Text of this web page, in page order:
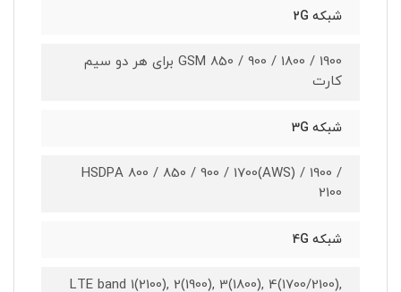
شبکه 2G
GSM 850 / 900 / 1800 / 1900 برای هر دو سیم
کارت
شبکه 3G
HSDPA 800 / 850 / 900 / 1700(AWS) / 1900 /
2100
شبکه 4G
LTE band 1(2100), 2(1900), 3(1800), 4(1700/2100),